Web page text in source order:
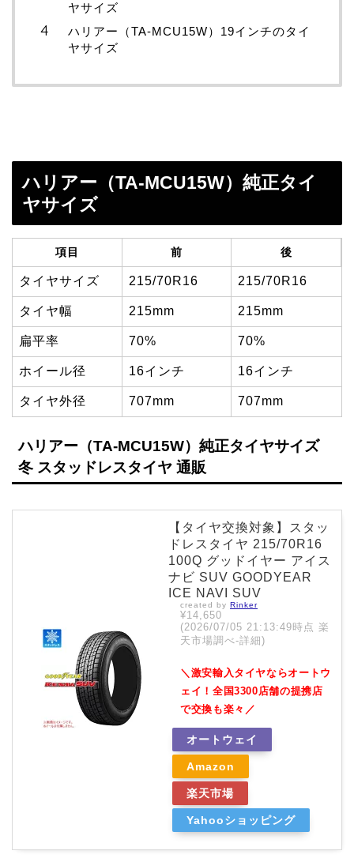
ヤサイズ
ハリアー（TA-MCU15W）19インチのタイ
ヤサイズ
ハリアー（TA-MCU15W）純正タイ
ヤサイズ
項目 前 後
タイヤサイズ 215/70R16 215/70R16
タイヤ幅 215mm 215mm
扁平率 70% 70%
ホイール径 16インチ 16インチ
タイヤ外径 707mm 707mm
ハリアー（TA-MCU15W）純正タイヤサイズ
冬 スタッドレスタイヤ 通販
【タイヤ交換対象】スタッ
ドレスタイヤ 215/70R16
100Q グッドイヤー アイス
ナビ SUV GOODYEAR
ICE NAVI SUV
created by Rinker
¥14,650
(2026/07/05 21:13:49時点 楽
天市場調べ-詳細)
＼激安輸入タイヤならオートウ
ェイ！全国3300店舗の提携店
で交換も楽々／
オートウェイ
Amazon
楽天市場
Yahooショッピング